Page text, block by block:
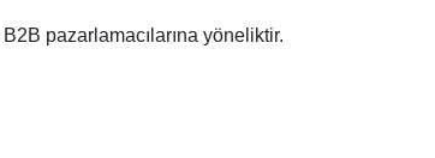
pazarlamacılarına yöneliktir.